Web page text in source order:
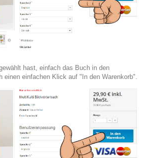
hast, einfach das Buch in den
einen einfachen Klick auf "In den Warenkorb".